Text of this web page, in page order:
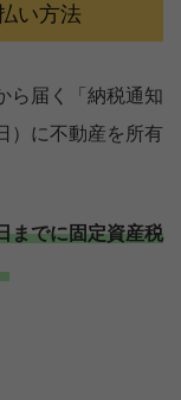
い方法
ら届く「納税通知
）に不動産を所有
までに固定資産税